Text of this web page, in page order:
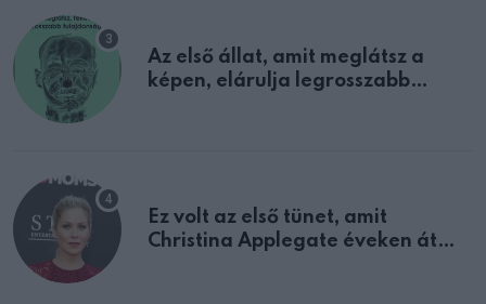
Az első állat, amit meglátsz a
képen, elárulja legrosszabb
Ez volt az első tünet, amit
Christina Applegate éveken át